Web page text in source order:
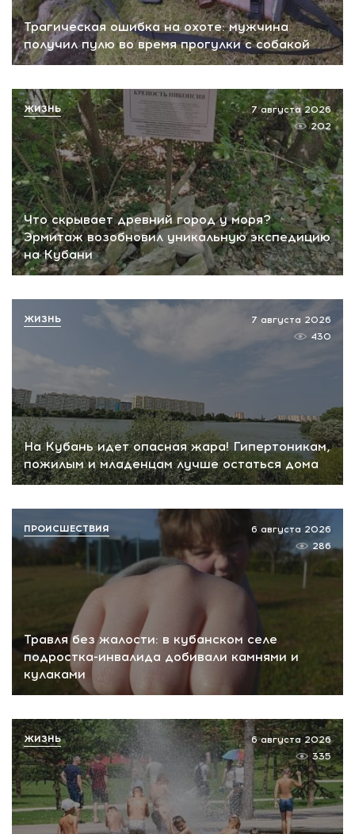
Трагическая ошибка на охоте: мужчина
получил пулю во время прогулки с собакой
Что скрывает древний город у моря?
Эрмитаж возобновил уникальную экспедицию
на Кубани
7 августа 2026
202
ЖИЗНЬ
На Кубань идет опасная жара! Гипертоникам,
пожилым и младенцам лучше остаться дома
7 августа 2026
430
ЖИЗНЬ
Травля без жалости: в кубанском селе
подростка-инвалида добивали камнями и
кулаками
6 августа 2026
286
ПРОИСШЕСТВИЯ
6 августа 2026
335
ЖИЗНЬ